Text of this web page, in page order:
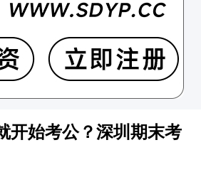
开始考公？深圳期末考